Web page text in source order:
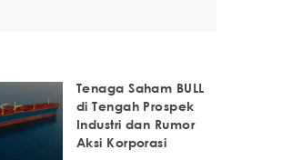
Tenaga Saham BULL
di Tengah Prospek
Industri dan Rumor
Aksi Korporasi